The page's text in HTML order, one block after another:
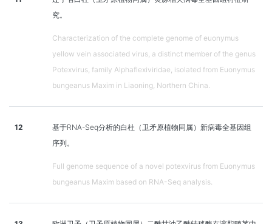
究。
Characterization of the complete genome of euonymus
yellow vein associated virus, a distinct member of the genus
Potexvirus, family Alphaflexiviridae, isolated from Euonymus
bungeanus Maxim in Liaoning, Northern China.
12
基于RNA-Seq分析的白杜（卫矛原植物同属）新病毒全基因组
序列。
Full genome sequence of a novel potexvirus from Euonymus
bungeanus Maxim based on RNA-Seq analysis.